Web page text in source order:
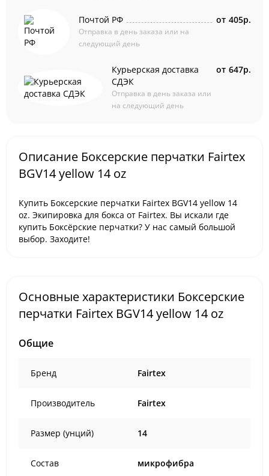
Почтой РФ
Отправка в день заказа или на
следующий день
от 405р.
Курьерская доставка
СДЭК
Отправка в день заказа или
на следующий день
от 647р.
Описание Боксерские перчатки Fairtex
BGV14 yellow 14 oz
Купить Боксерские перчатки Fairtex BGV14 yellow 14
oz. Экипировка для бокса от Fairtex. Вы искали где
купить Боксёрские перчатки? У нас самый большой
выбор. Заходите!
Основные характеристики Боксерские
перчатки Fairtex BGV14 yellow 14 oz
Общие
Бренд Fairtex
Производитель Fairtex
Размер (унций) 14
Состав микрофибра